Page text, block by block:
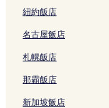
紐約飯店
名古屋飯店
札幌飯店
那霸飯店
新加坡飯店